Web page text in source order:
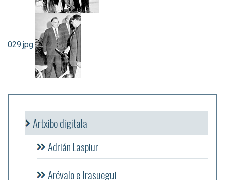
029.jpg
Artxibo digitala
Adrián Laspiur
Arévalo e Irasuegui